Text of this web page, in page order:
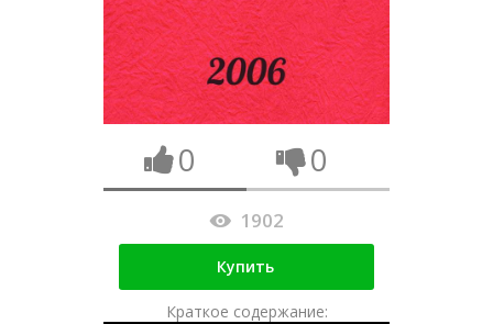
0 0
1902
Купить
Краткое содержание: